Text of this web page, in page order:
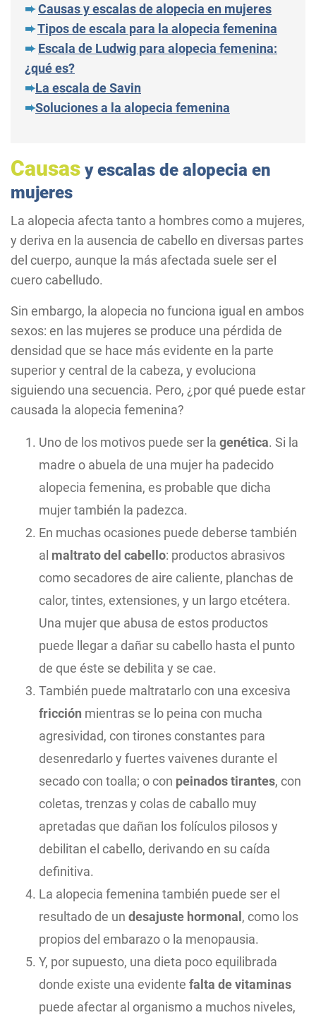
➨Causas y escalas de alopecia en mujeres
➨Tipos de escala para la alopecia femenina
➨Escala de Ludwig para alopecia femenina:
¿qué es?
➨La escala de Savin
➨Soluciones a la alopecia femenina
Causas y escalas de alopecia en
mujeres
La alopecia afecta tanto a hombres como a mujeres,
y deriva en la ausencia de cabello en diversas partes
del cuerpo, aunque la más afectada suele ser el
cuero cabelludo.
Sin embargo, la alopecia no funciona igual en ambos
sexos: en las mujeres se produce una pérdida de
densidad que se hace más evidente en la parte
superior y central de la cabeza, y evoluciona
siguiendo una secuencia. Pero, ¿por qué puede estar
causada la alopecia femenina?
Uno de los motivos puede ser la genética. Si la
madre o abuela de una mujer ha padecido
alopecia femenina, es probable que dicha
mujer también la padezca.
En muchas ocasiones puede deberse también
al maltrato del cabello: productos abrasivos
como secadores de aire caliente, planchas de
calor, tintes, extensiones, y un largo etcétera.
Una mujer que abusa de estos productos
puede llegar a dañar su cabello hasta el punto
de que éste se debilita y se cae.
También puede maltratarlo con una excesiva
fricción mientras se lo peina con mucha
agresividad, con tirones constantes para
desenredarlo y fuertes vaivenes durante el
secado con toalla; o con peinados tirantes, con
coletas, trenzas y colas de caballo muy
apretadas que dañan los folículos pilosos y
debilitan el cabello, derivando en su caída
definitiva.
La alopecia femenina también puede ser el
resultado de un desajuste hormonal, como los
propios del embarazo o la menopausia.
Y, por supuesto, una dieta poco equilibrada
donde existe una evidente falta de vitaminas
puede afectar al organismo a muchos niveles,